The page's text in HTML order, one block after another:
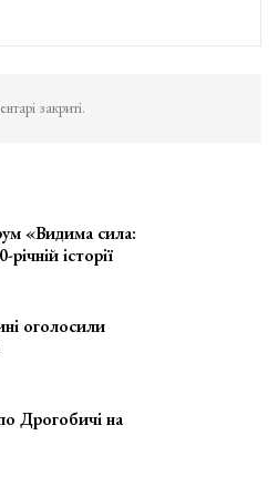
закриті.
«Видима сила:
історії
оголосили
Дрогобичі на